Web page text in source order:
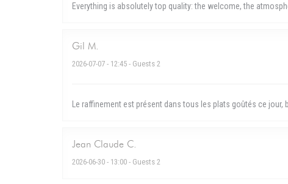
Everything is absolutely top quality: the welcome, the
Gil M
2026-07-07 - 12:45 - Guests 2
Le raffinement est présent dans tous les plats goûtés ce jour,
Jean Claude C
2026-06-30 - 13:00 - Guests 2